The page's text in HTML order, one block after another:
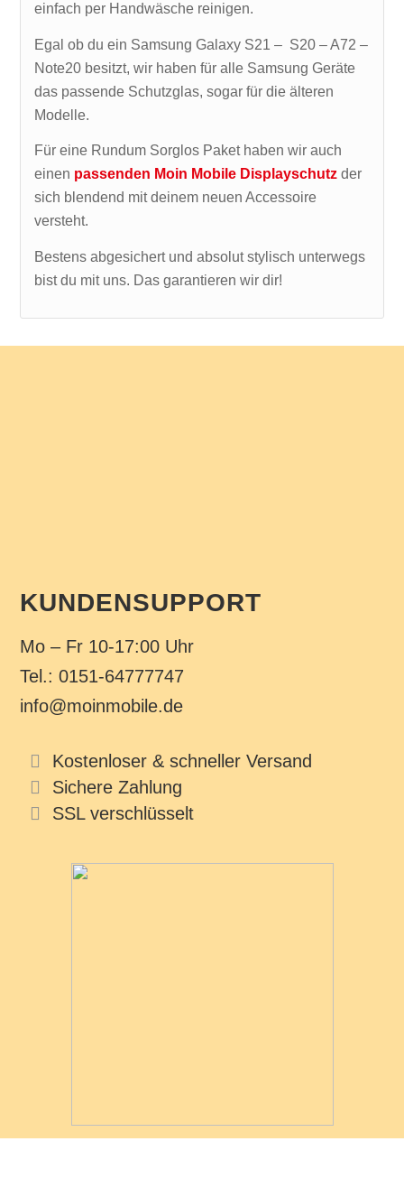
einfach per Handwäsche reinigen.
Egal ob du ein Samsung Galaxy S21 – S20 – A72 –
Note20 besitzt, wir haben für alle Samsung Geräte
das passende Schutzglas, sogar für die älteren
Modelle.
Für eine Rundum Sorglos Paket haben wir auch
einen passenden Moin Mobile Displayschutz der
sich blendend mit deinem neuen Accessoire
versteht.
Bestens abgesichert und absolut stylisch unterwegs
bist du mit uns. Das garantieren wir dir!
KUNDENSUPPORT
Mo – Fr 10-17:00 Uhr
Tel.: 0151-64777747
info@moinmobile.de
Kostenloser & schneller Versand
Sichere Zahlung
SSL verschlüsselt